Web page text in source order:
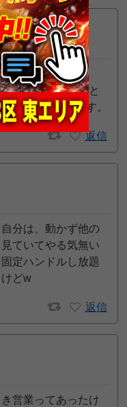
て、左側に歩くと
交換所があります。
返信
分は、動かず他の
ていてやる気無い
定ハンドルし放題
どw
返信
営業ってあったけ